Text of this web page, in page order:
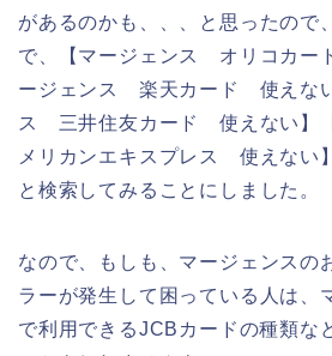
があるのかも、、、と思ったので
で、【マージェンス オリコカー
ージェンス 楽天カード 使えな
ス 三井住友カード 使えない】
メリカンエキスプレス 使えない
と検索してみることにしました。
なので、もしも、マージェンスの
ラーが発生して困っている人は、
で利用できるJCBカードの種類な